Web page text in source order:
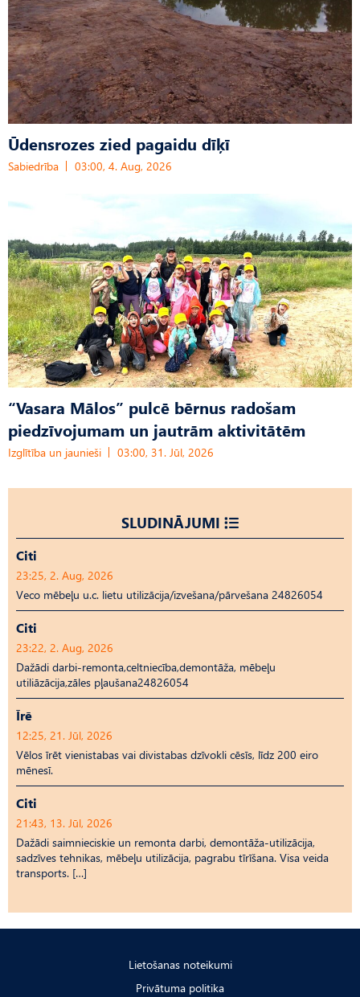
Ūdensrozes zied pagaidu dīķī
Sabiedrība 03:00, 4. Aug, 2026
“Vasara Mālos” pulcē bērnus radošam
piedzīvojumam un jautrām aktivitātēm
Izglītība un jaunieši 03:00, 31. Jūl, 2026
SLUDINĀJUMI
Citi
23:25, 2. Aug, 2026
Veco mēbeļu u.c. lietu utilizācija/izvešana/pārvešana 24826054
Citi
23:22, 2. Aug, 2026
Dažādi darbi-remonta,celtniecība,demontāža, mēbeļu
utiliāzācija,zāles pļaušana24826054
Īrē
12:25, 21. Jūl, 2026
Vēlos īrēt vienistabas vai divistabas dzīvokli cēsīs, līdz 200 eiro
mēnesī.
Citi
21:43, 13. Jūl, 2026
Dažādi saimnieciskie un remonta darbi, demontāža-utilizācija,
sadzīves tehnikas, mēbeļu utilizācija, pagrabu tīrīšana. Visa veida
transports. […]
Lietošanas noteikumi
Privātuma politika